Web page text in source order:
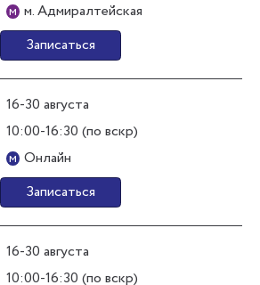
м м. Адмиралтейская
Записаться
16-30 августа
10:00-16:30 (по вскр)
м Онлайн
Записаться
16-30 августа
10:00-16:30 (по вскр)